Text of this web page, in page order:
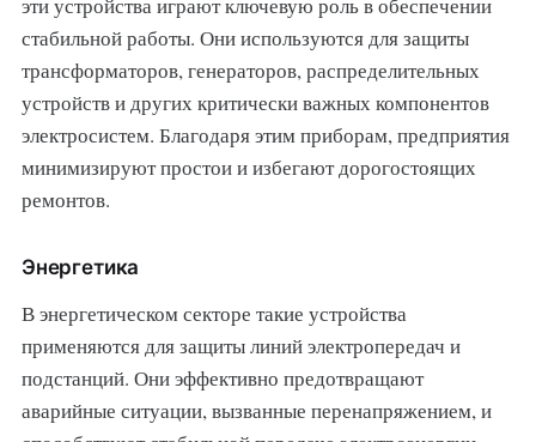
стабильной работы. Они используются для защиты
трансформаторов, генераторов, распределительных
устройств и других критически важных компонентов
электросистем. Благодаря этим приборам, предприятия
минимизируют простои и избегают дорогостоящих
ремонтов.
Энергетика
В энергетическом секторе такие устройства
применяются для защиты линий электропередач и
подстанций. Они эффективно предотвращают
аварийные ситуации, вызванные перенапряжением, и